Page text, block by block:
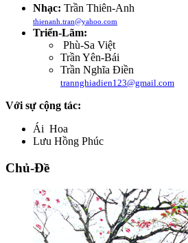
Nhạc: Trần Thiên-Anh
thienanh.tran@yahoo.com
Triển-Lãm:
Phù-Sa Việt
Trần Yên-Bái
Trần Nghĩa Điền
trannghiadien123@gmail.com
Với sự cộng tác:
Ái Hoa
Lưu Hồng Phúc
Chủ-Đề